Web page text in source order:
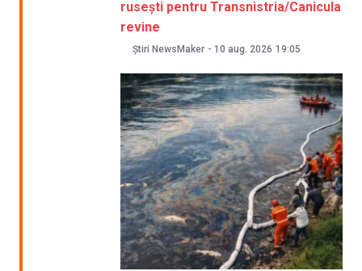
rusești pentru Transnistria/Canicula
revine
Știri NewsMaker - 10 aug. 2026 19:05